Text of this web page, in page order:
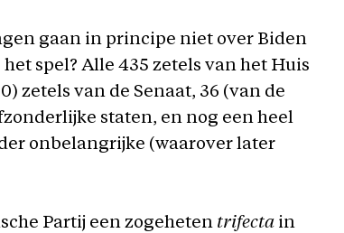
gaan in principe niet over Biden
spel? Alle 435 zetels van het Huis
zetels van de Senaat, 36 (van de
staten, en nog een heel
onbelangrijke (waarover later
Partij een zogeheten trifecta in